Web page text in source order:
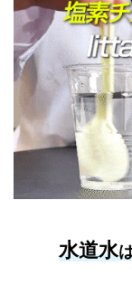
水道水